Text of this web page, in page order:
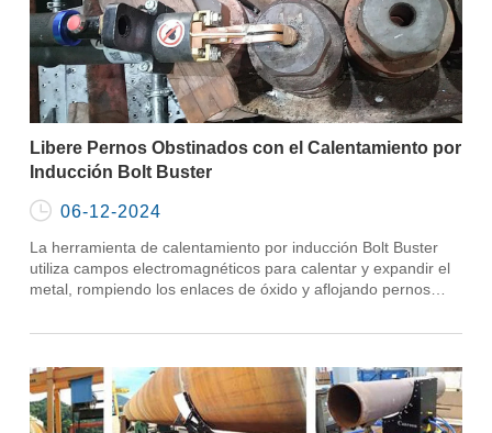
Libere Pernos Obstinados con el Calentamiento por
Inducción Bolt Buster
 06-12-2024
La herramienta de calentamiento por inducción Bolt Buster
utiliza campos electromagnéticos para calentar y expandir el
metal, rompiendo los enlaces de óxido y aflojando pernos